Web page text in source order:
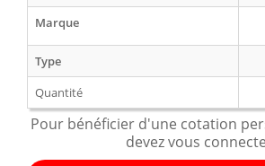
Marque
Type
Quantité
Pour bénéficier d'une cotation
devez vous